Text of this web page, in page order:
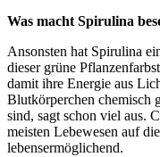
Was macht Spirulina
Ansonsten hat Spirulina
dieser grüne
damit ihre Energie aus
Blutkörperchen chemisch
sind, sagt schon viel aus.
meisten Lebewesen auf
lebensermöglichend.